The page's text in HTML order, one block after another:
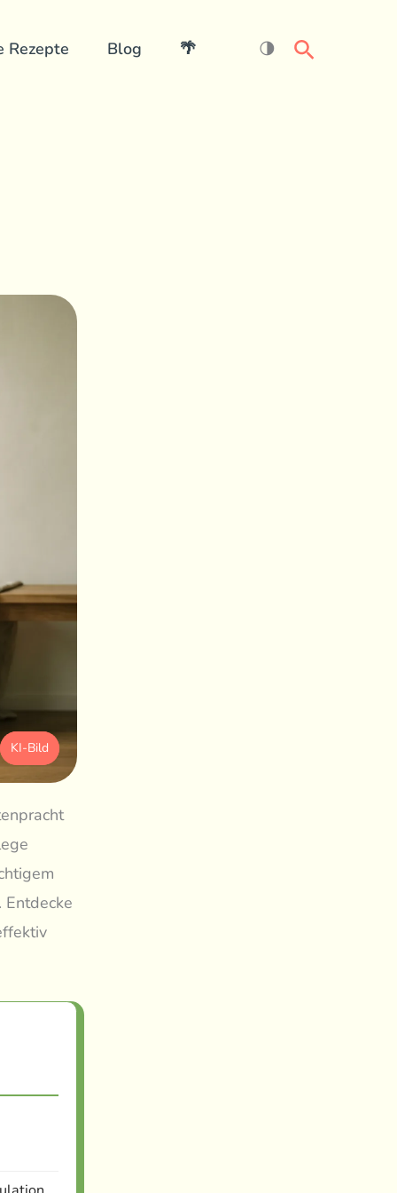
Rezepte Blog 🌴 🌗 Search
KI-Bild